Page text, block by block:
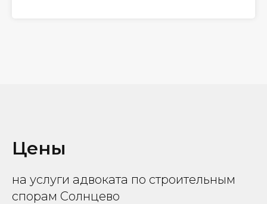
Цены
на услуги адвоката по строительным
спорам Солнцево